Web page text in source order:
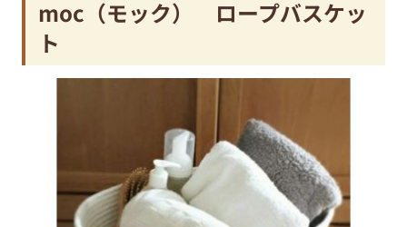
moc（モック） ロープバスケッ
ト